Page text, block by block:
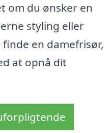
om du ønsker en
styling eller
en damefrisør,
at opnå dit